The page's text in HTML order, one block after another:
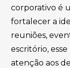
corporativo é
fortalecer a
reuniões,
escritório,
atenção aos